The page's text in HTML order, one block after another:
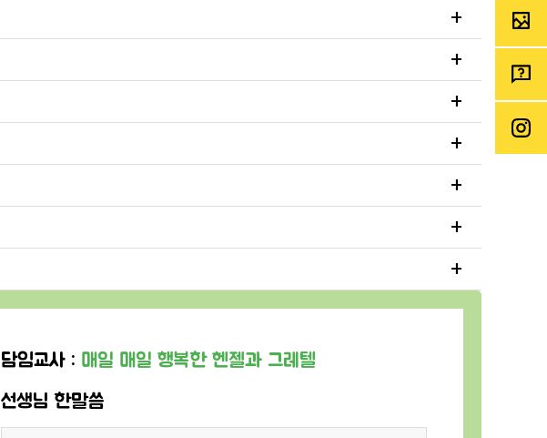
+
+
+
+
+
+
+
담임교사 : 매일 매일 행복한 헨젤과 그레텔
선생님 한말씀